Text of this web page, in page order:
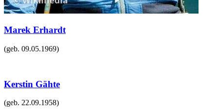
Marek Erhardt
(geb. 09.05.1969)
Kerstin Gähte
(geb. 22.09.1958)